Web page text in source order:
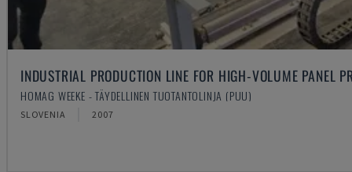
INDUSTRIAL PRODUCTION LINE FOR HIGH-VOLUME PANEL
HOMAG WEEKE - TÄYDELLINEN TUOTANTOLINJA (PUU)
SLOVENIA 2007